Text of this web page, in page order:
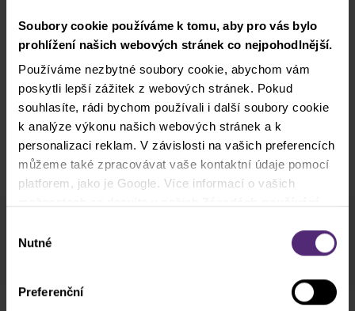
Soubory cookie používáme k tomu, aby pro vás bylo
prohlížení našich webových stránek co nejpohodlnější.
Používáme nezbytné soubory cookie, abychom vám
poskytli lepší zážitek z webových stránek. Pokud
souhlasíte, rádi bychom používali i další soubory cookie
k analýze výkonu našich webových stránek a k
personalizaci reklam. V závislosti na vašich preferencích
můžeme také zpracovávat vaše kontaktní údaje pomocí
platforem, jako je Google. Více informací o vašich
a souhlasíte s tím, že sdílíme vaše informace s třetími
stranami, například s našimi marketingovými partnery. To
zpracovávány ve Spojených státech amerických.
souhlasu
Nutné
Preferenční
Vinohradská 2828